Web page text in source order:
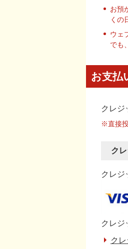
お預
くの
ウェ
でも
お支払
クレジ
※直接
ク
クレジ
クレジ
ク